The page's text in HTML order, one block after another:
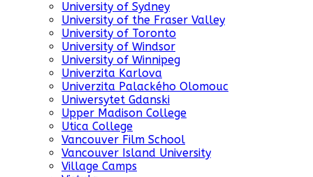
University of Sydney
University of the Fraser Valley
University of Toronto
University of Windsor
University of Winnipeg
Univerzita Karlova
Univerzita Palackého Olomouc
Uniwersytet Gdanski
Upper Madison College
Utica College
Vancouver Film School
Vancouver Island University
Village Camps